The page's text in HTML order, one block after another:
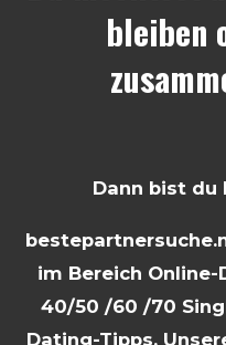
bleiben
Dann bist du
im Bereich
40/50 /60 /70
Dating-Tipps.